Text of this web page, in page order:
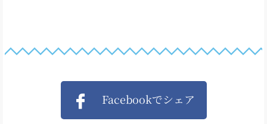
Facebookでシェア